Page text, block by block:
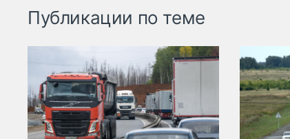
Публикации по теме